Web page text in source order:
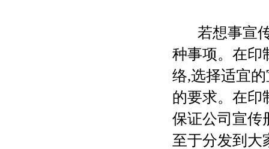
若想事宣传
种事项。在印
络,选择适宜
的要求。在印
保证公司宣传
至于分发到大